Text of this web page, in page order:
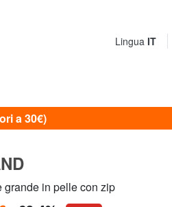
Lingua IT
a 30€)
grande in pelle con zip